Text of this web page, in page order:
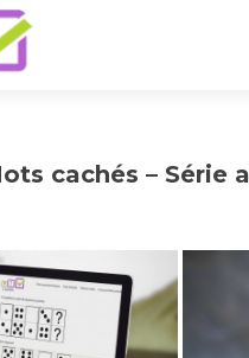
cachés – Série